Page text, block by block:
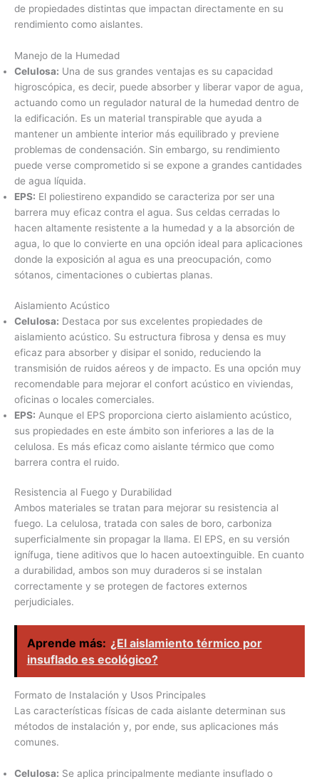
de propiedades distintas que impactan directamente en su
rendimiento como aislantes.
Manejo de la Humedad
Celulosa: Una de sus grandes ventajas es su capacidad
higroscópica, es decir, puede absorber y liberar vapor de agua,
actuando como un regulador natural de la humedad dentro de
la edificación. Es un material transpirable que ayuda a
mantener un ambiente interior más equilibrado y previene
problemas de condensación. Sin embargo, su rendimiento
puede verse comprometido si se expone a grandes cantidades
de agua líquida.
EPS: El poliestireno expandido se caracteriza por ser una
barrera muy eficaz contra el agua. Sus celdas cerradas lo
hacen altamente resistente a la humedad y a la absorción de
agua, lo que lo convierte en una opción ideal para aplicaciones
donde la exposición al agua es una preocupación, como
sótanos, cimentaciones o cubiertas planas.
Aislamiento Acústico
Celulosa: Destaca por sus excelentes propiedades de
aislamiento acústico. Su estructura fibrosa y densa es muy
eficaz para absorber y disipar el sonido, reduciendo la
transmisión de ruidos aéreos y de impacto. Es una opción muy
recomendable para mejorar el confort acústico en viviendas,
oficinas o locales comerciales.
EPS: Aunque el EPS proporciona cierto aislamiento acústico,
sus propiedades en este ámbito son inferiores a las de la
celulosa. Es más eficaz como aislante térmico que como
barrera contra el ruido.
Resistencia al Fuego y Durabilidad
Ambos materiales se tratan para mejorar su resistencia al
fuego. La celulosa, tratada con sales de boro, carboniza
superficialmente sin propagar la llama. El EPS, en su versión
ignífuga, tiene aditivos que lo hacen autoextinguible. En cuanto
a durabilidad, ambos son muy duraderos si se instalan
correctamente y se protegen de factores externos
perjudiciales.
Aprende más: ¿El aislamiento térmico por
insuflado es ecológico?
Formato de Instalación y Usos Principales
Las características físicas de cada aislante determinan sus
métodos de instalación y, por ende, sus aplicaciones más
comunes.
Celulosa: Se aplica principalmente mediante insuflado o